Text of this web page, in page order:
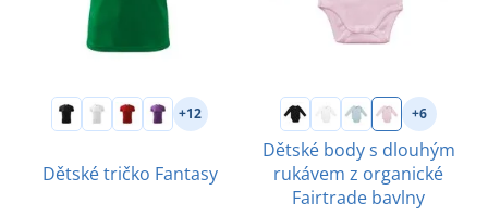
+12
Dětské tričko Fantasy
+6
Dětské body s dlouhým
rukávem z organické
Fairtrade bavlny